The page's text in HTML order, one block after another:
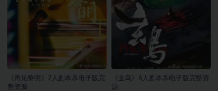
《再见黎明》7人剧本杀电子版完
整资源
《玄鸟》6人剧本杀电子版完整资
源